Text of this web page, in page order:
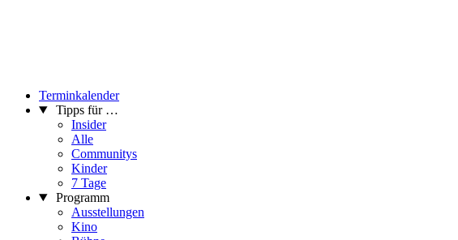
Terminkalender
Tipps für …
Insider
Alle
Communitys
Kinder
7 Tage
Programm
Ausstellungen
Kino